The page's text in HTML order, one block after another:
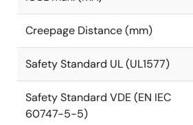
Creepage Distance (mm)
Safety Standard UL (UL1577)
Safety Standard VDE (EN IEC
60747-5-5)